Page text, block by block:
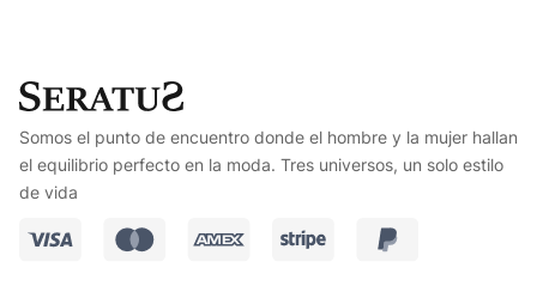
Somos el punto de encuentro donde el hombre y la mujer hallan
el equilibrio perfecto en la moda. Tres universos, un solo estilo
de vida